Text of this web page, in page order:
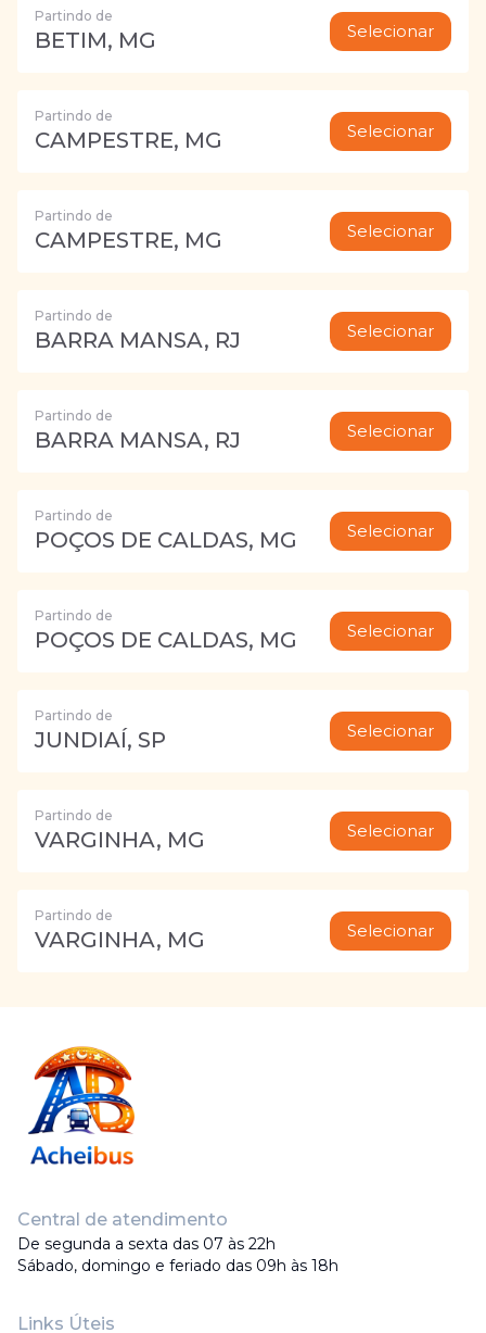
Partindo de
BETIM, MG Selecionar
Partindo de
CAMPESTRE, MG Selecionar
Partindo de
CAMPESTRE, MG Selecionar
Partindo de
BARRA MANSA, RJ Selecionar
Partindo de
BARRA MANSA, RJ Selecionar
Partindo de
POÇOS DE CALDAS, MG Selecionar
Partindo de
POÇOS DE CALDAS, MG Selecionar
Partindo de
JUNDIAÍ, SP Selecionar
Partindo de
VARGINHA, MG Selecionar
Partindo de
VARGINHA, MG Selecionar
Central de atendimento
De segunda a sexta das 07 às 22h
Sábado, domingo e feriado das 09h às 18h
Links Úteis